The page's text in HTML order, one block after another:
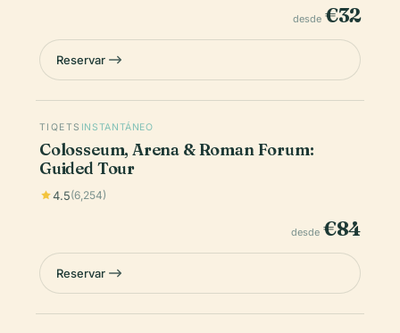
desde €32
Reservar
TIQETS INSTANTÁNEO
Colosseum, Arena & Roman Forum:
Guided Tour
4.5(6,254)
desde €84
Reservar